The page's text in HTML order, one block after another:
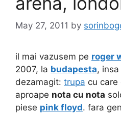
May 27, 2011 by
il mai vazusem pe roger
2007, la budapesta,
dezamagit: trupa cu care
aproape nota cu nota
piese pink floyd. fara